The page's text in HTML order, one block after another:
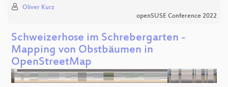
Oliver Kurz
openSUSE Conference 2022
Schweizerhose im Schrebergarten -
Mapping von Obstbäumen in
OpenStreetMap